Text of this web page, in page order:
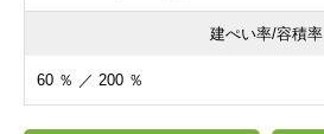
建ぺい率/容積率
60 ％ ／ 200 ％